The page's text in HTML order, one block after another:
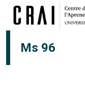
Ms 96